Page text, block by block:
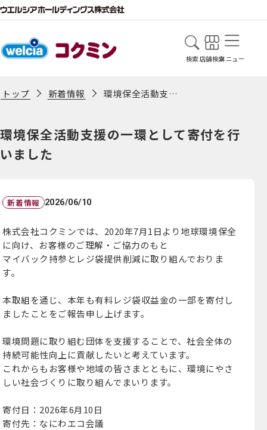
検索 店舗検索メニュー
トップ 新着情報 環境保全活動支援の一環として寄付を行いました
環境保全活動支援の一環として寄付を行
いました
新着情報 2026/06/10
株式会社コクミンでは、2020年7月1日より地球環境保全
に向け、お客様のご理解・ご協力のもと
マイバック持参とレジ袋提供削減に取り組んでおりま
す。
本取組を通じ、本年も有料レジ袋収益金の一部を寄付し
ましたことをご報告申し上げます。
環境問題に取り組む団体を支援することで、社会全体の
持続可能性向上に貢献したいと考えています。
これからもお客様や地域の皆さまとともに、環境にやさ
しい社会づくりに取り組んでまいります。
寄付日：2026年6月10日
寄付先：なにわエコ会議